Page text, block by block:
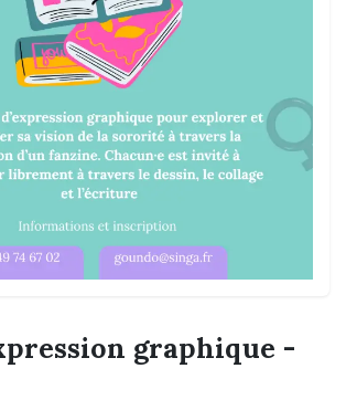
graphique -